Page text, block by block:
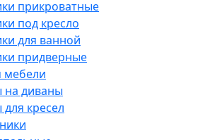
прикроватные
под кресло
для ванной
придверные
мебели
на диваны
кресел